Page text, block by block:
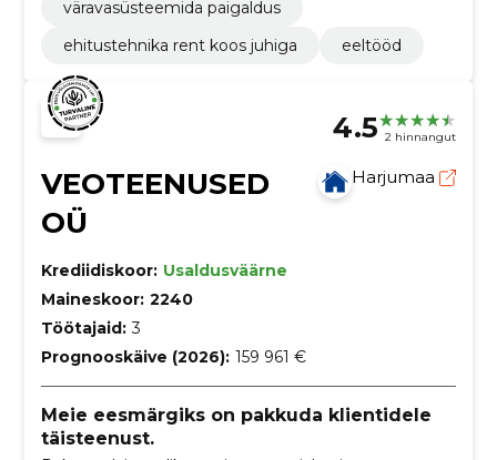
väravasüsteemida paigaldus
ehitustehnika rent koos juhiga
eeltööd
4.5 2 hinnangut
VEOTEENUSED
OÜ
Harjumaa
Krediidiskoor: Usaldusväärne
Maineskoor: 2240
Töötajaid: 3
Prognooskäive (2026): 159 961 €
Meie eesmärgiks on pakkuda klientidele
täisteenust.